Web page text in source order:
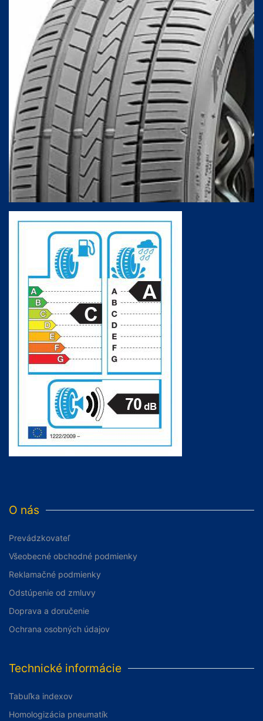
O nás
Prevádzkovateľ
Všeobecné obchodné podmienky
Reklamačné podmienky
Odstúpenie od zmluvy
Doprava a doručenie
Ochrana osobných údajov
Technické informácie
Tabuľka indexov
Homologizácia pneumatík